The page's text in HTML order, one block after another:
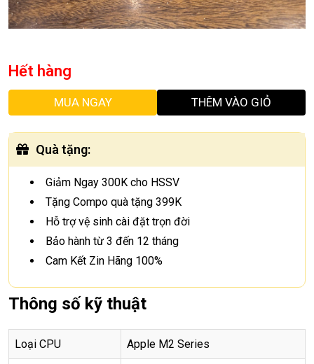
Hết hàng
MUA NGAY THÊM VÀO GIỎ
Quà tặng:
Giảm Ngay 300K cho HSSV
Tặng Compo quà tặng 399K
Hỗ trợ vệ sinh cài đặt trọn đời
Bảo hành từ 3 đến 12 tháng
Cam Kết Zin Hãng 100%
Thông số kỹ thuật
Loại CPU Apple M2 Series